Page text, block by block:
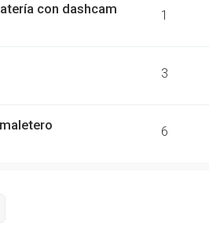
con dashcam 1
3
6